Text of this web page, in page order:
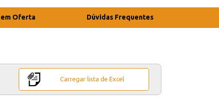
em Oferta Dúvidas Frequentes
Carregar lista de Excel